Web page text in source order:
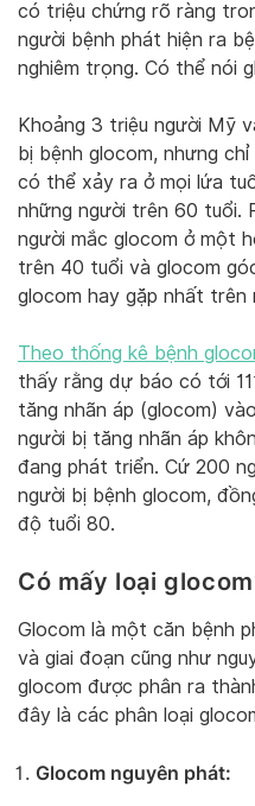
có triệu chứng rõ ràng
người bệnh phát hiện ra
nghiêm trọng. Có thể nói
Khoảng 3 triệu người Mỹ
bị bệnh glocom, nhưng
có thể xảy ra ở mọi lứa
những người trên 60 tuổi.
người mắc glocom ở một
trên 40 tuổi và glocom
glocom hay gặp nhất trên
Theo thống kê bệnh
thấy rằng dự báo có tới
tăng nhãn áp (glocom)
người bị tăng nhãn áp
đang phát triển. Cứ 200
người bị bệnh glocom,
độ tuổi 80.
Có mấy loại
Glocom là một căn bệnh
và giai đoạn cũng như
glocom được phân ra
đây là các phân loại
Glocom nguyên phát: